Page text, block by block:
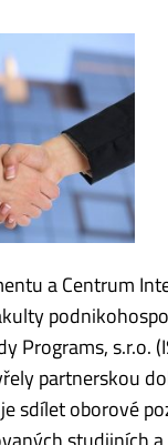
a Centrum
Programs, s.r.o.
partnerskou
sdílet oborové